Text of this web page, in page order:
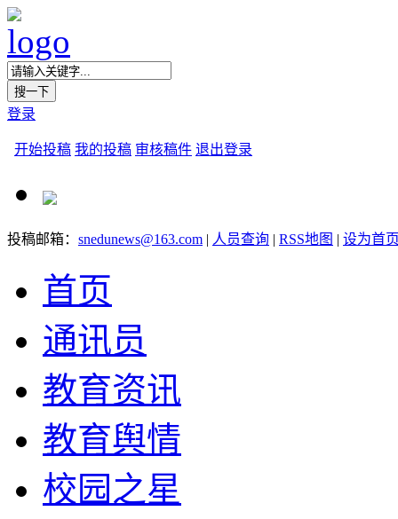
登录
开始投稿 我的投稿 审核稿件 退出登录
投稿邮箱： snedunews@163.com | 人员查询 | RSS地图 | 设为首
首页
通讯员
教育资讯
教育舆情
校园之星